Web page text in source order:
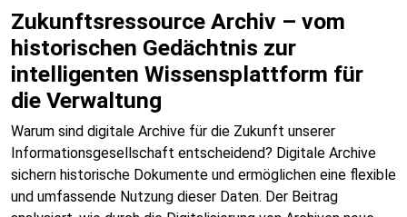
Zukunftsressource Archiv – vom
historischen Gedächtnis zur
intelligenten Wissensplattform für
die Verwaltung
Warum sind digitale Archive für die Zukunft unserer
Informationsgesellschaft entscheidend? Digitale Archive
sichern historische Dokumente und ermöglichen eine flexible
und umfassende Nutzung dieser Daten. Der Beitrag